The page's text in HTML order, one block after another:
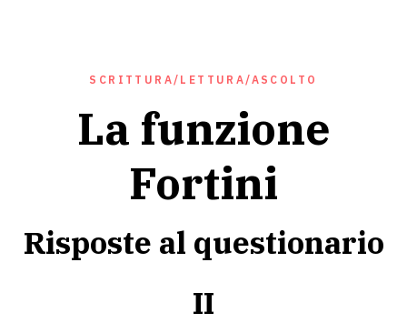
SCRITTURA/LETTURA/ASCOLTO
La funzione
Fortini
Risposte al questionario
II